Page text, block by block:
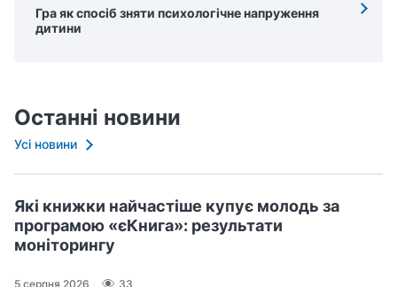
Гра як спосіб зняти психологічне напруження
дитини
Останні новини
Усі новини
Які книжки найчастіше купує молодь за
програмою «єКнига»: результати
моніторингу
5 серпня 2026 33